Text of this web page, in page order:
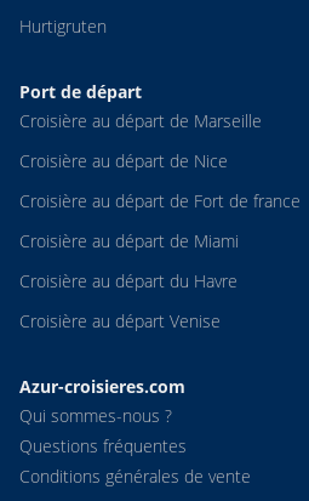
Hurtigruten
Port de départ
Croisière au départ de Marseille
Croisière au départ de Nice
Croisière au départ de Fort de france
Croisière au départ de Miami
Croisière au départ du Havre
Croisière au départ Venise
Azur-croisieres.com
Qui sommes-nous ?
Questions fréquentes
Conditions générales de vente